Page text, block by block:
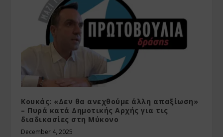
Κουκάς: «Δεν θα ανεχθούμε άλλη απαξίωση»
– Πυρά κατά Δημοτικής Αρχής για τις
διαδικασίες στη Μύκονο
December 4, 2025